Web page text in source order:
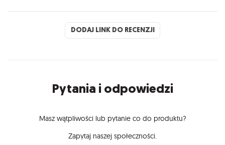
DODAJ LINK DO RECENZJI
Pytania i odpowiedzi
Masz wątpliwości lub pytanie co do produktu?
Zapytaj naszej społeczności.